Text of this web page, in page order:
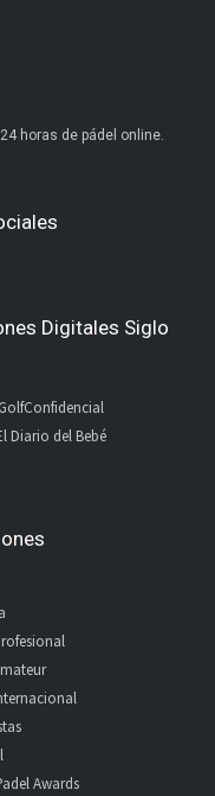
horas de pádel online.
Digitales Siglo
GolfConfidencial
Diario del Bebé
Awards